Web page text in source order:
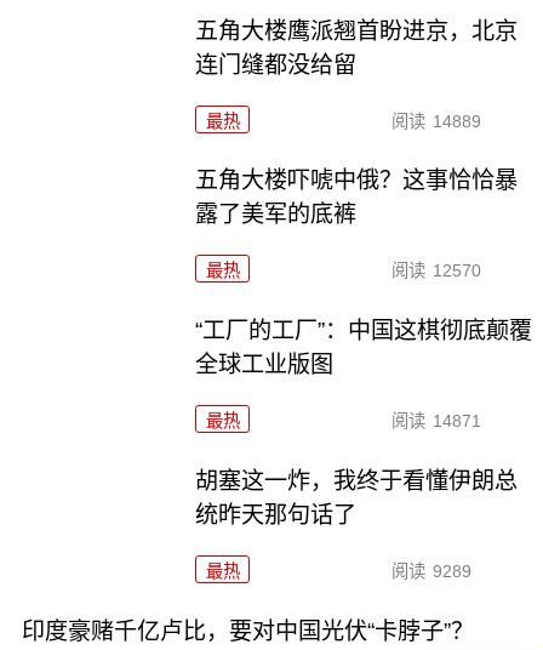
五角大楼鹰派翘首盼进京，北京
连门缝都没给留
最热 阅读 14889
五角大楼吓唬中俄？这事恰恰暴
露了美军的底裤
最热 阅读 12570
“工厂的工厂”：中国这棋彻底颠覆
全球工业版图
最热 阅读 14871
胡塞这一炸，我终于看懂伊朗总
统昨天那句话了
最热 阅读 9289
印度豪赌千亿卢比，要对中国光伏“卡脖子”？